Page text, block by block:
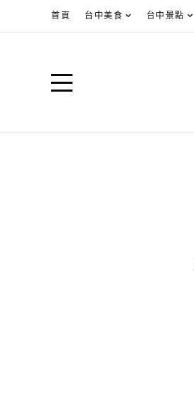
首頁 台中美食 台中景點